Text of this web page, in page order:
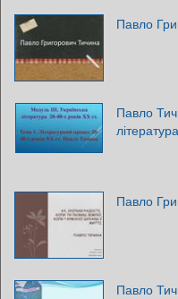
Павло
Павло
Павло
Павло